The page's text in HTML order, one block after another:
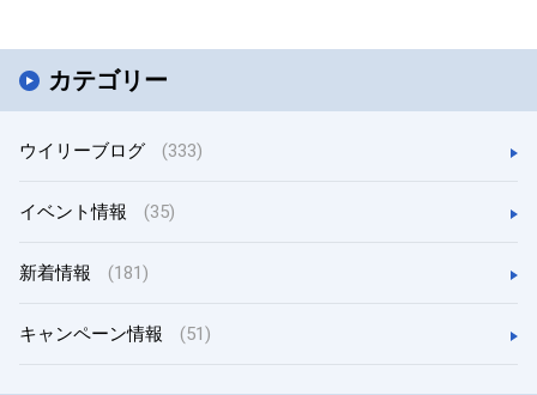
カテゴリー
ウイリーブログ (333)
イベント情報 (35)
新着情報 (181)
キャンペーン情報 (51)